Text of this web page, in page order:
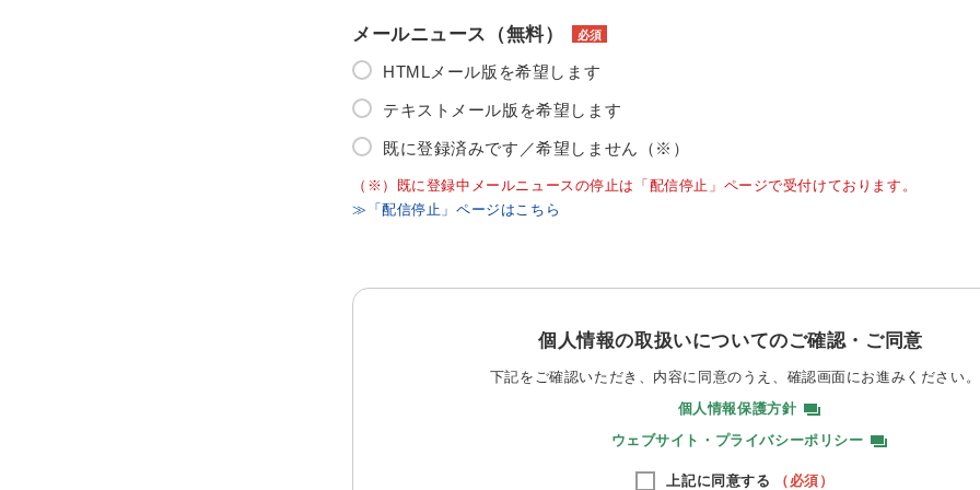
メールニュース（無料） 必須
HTMLメール版を希望します
テキストメール版を希望します
既に登録済みです／希望しません（※）
（※）既に登録中メールニュースの停止は「配信停止」ページで受付けております。
≫「配信停止」ページはこちら
個人情報の取扱いについてのご確認・ご同意
下記をご確認いただき、内容に同意のうえ、 確認画面にお進みください。
個人情報保護方針
ウェブサイト・プライバシーポリシー
上記に同意する （必須）